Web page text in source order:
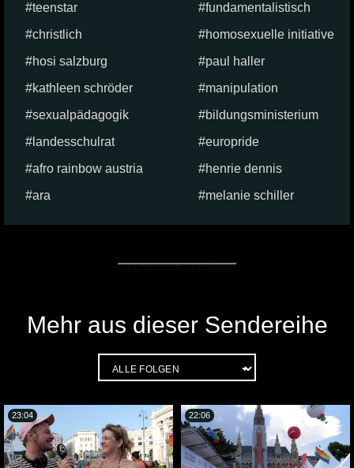
teenstar
fundamentalistisch
christlich
homosexuelle initiative
hosi salzburg
paul haller
kathleen schröder
manipulation
sexualpädagogik
bildungsministerium
landesschulrat
europride
afro rainbow austria
henrie dennis
ara
melanie schiller
Mehr aus dieser Sendereihe
23:04 22:06